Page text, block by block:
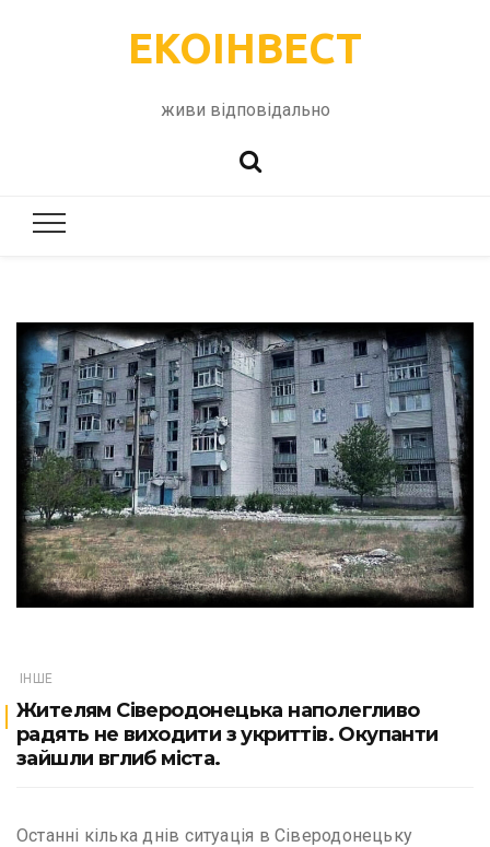
ЕКОІНВЕСТ
живи відповідально
ІНШЕ
Жителям Сіверодонецька наполегливо
радять не виходити з укриттів. Окупанти
зайшли вглиб міста.
Останні кілька днів ситуація в Сіверодонецьку